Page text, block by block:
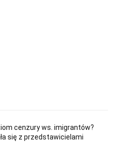
cenzury ws. imigrantów?
się z przedstawicielami